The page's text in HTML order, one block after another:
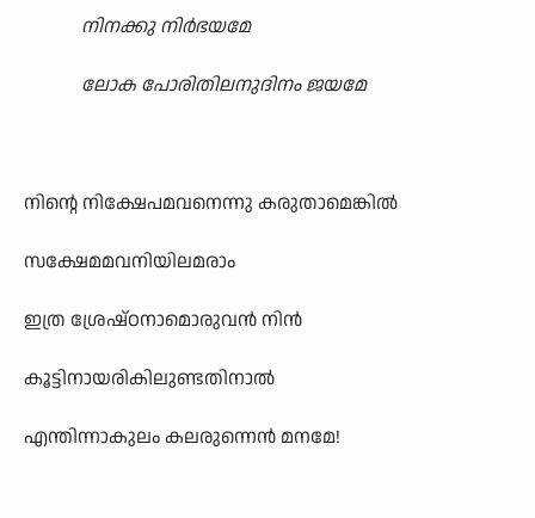
നിനക്കു നിർഭയമേ
ലോക പോരിതിലനുദിനം ജയമേ
നിന്റെ നിക്ഷേപമവനെന്നു കരുതാമെങ്കിൽ
സക്ഷേമമവനിയിലമരാം
ഇത്ര ശ്രേഷ്ഠനാമൊരുവൻ നിൻ
കൂട്ടിനായരികിലുണ്ടതിനാൽ
എന്തിന്നാകുലം കലരുന്നെൻ മനമേ!